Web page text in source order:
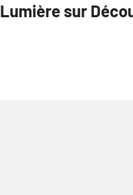
Lumière sur